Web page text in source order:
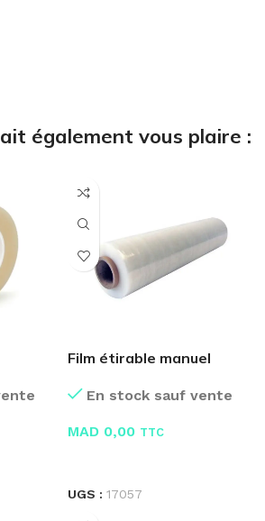
également vous plaire :
Film étirable manuel
En stock sauf vente
MAD 0,00 TTC
UGS : 17057